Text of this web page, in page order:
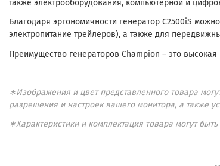
также электрооборудования, компьютерной и
Благодаря эргономичности генератор C2500iS
электропитание трейлеров), а также для
Преимущество генераторов Champion – это
∗Изображения и цвет представленного товара
разрешения и настроек вашего монитора, а также
∗Характеристики и комплектация товара могут